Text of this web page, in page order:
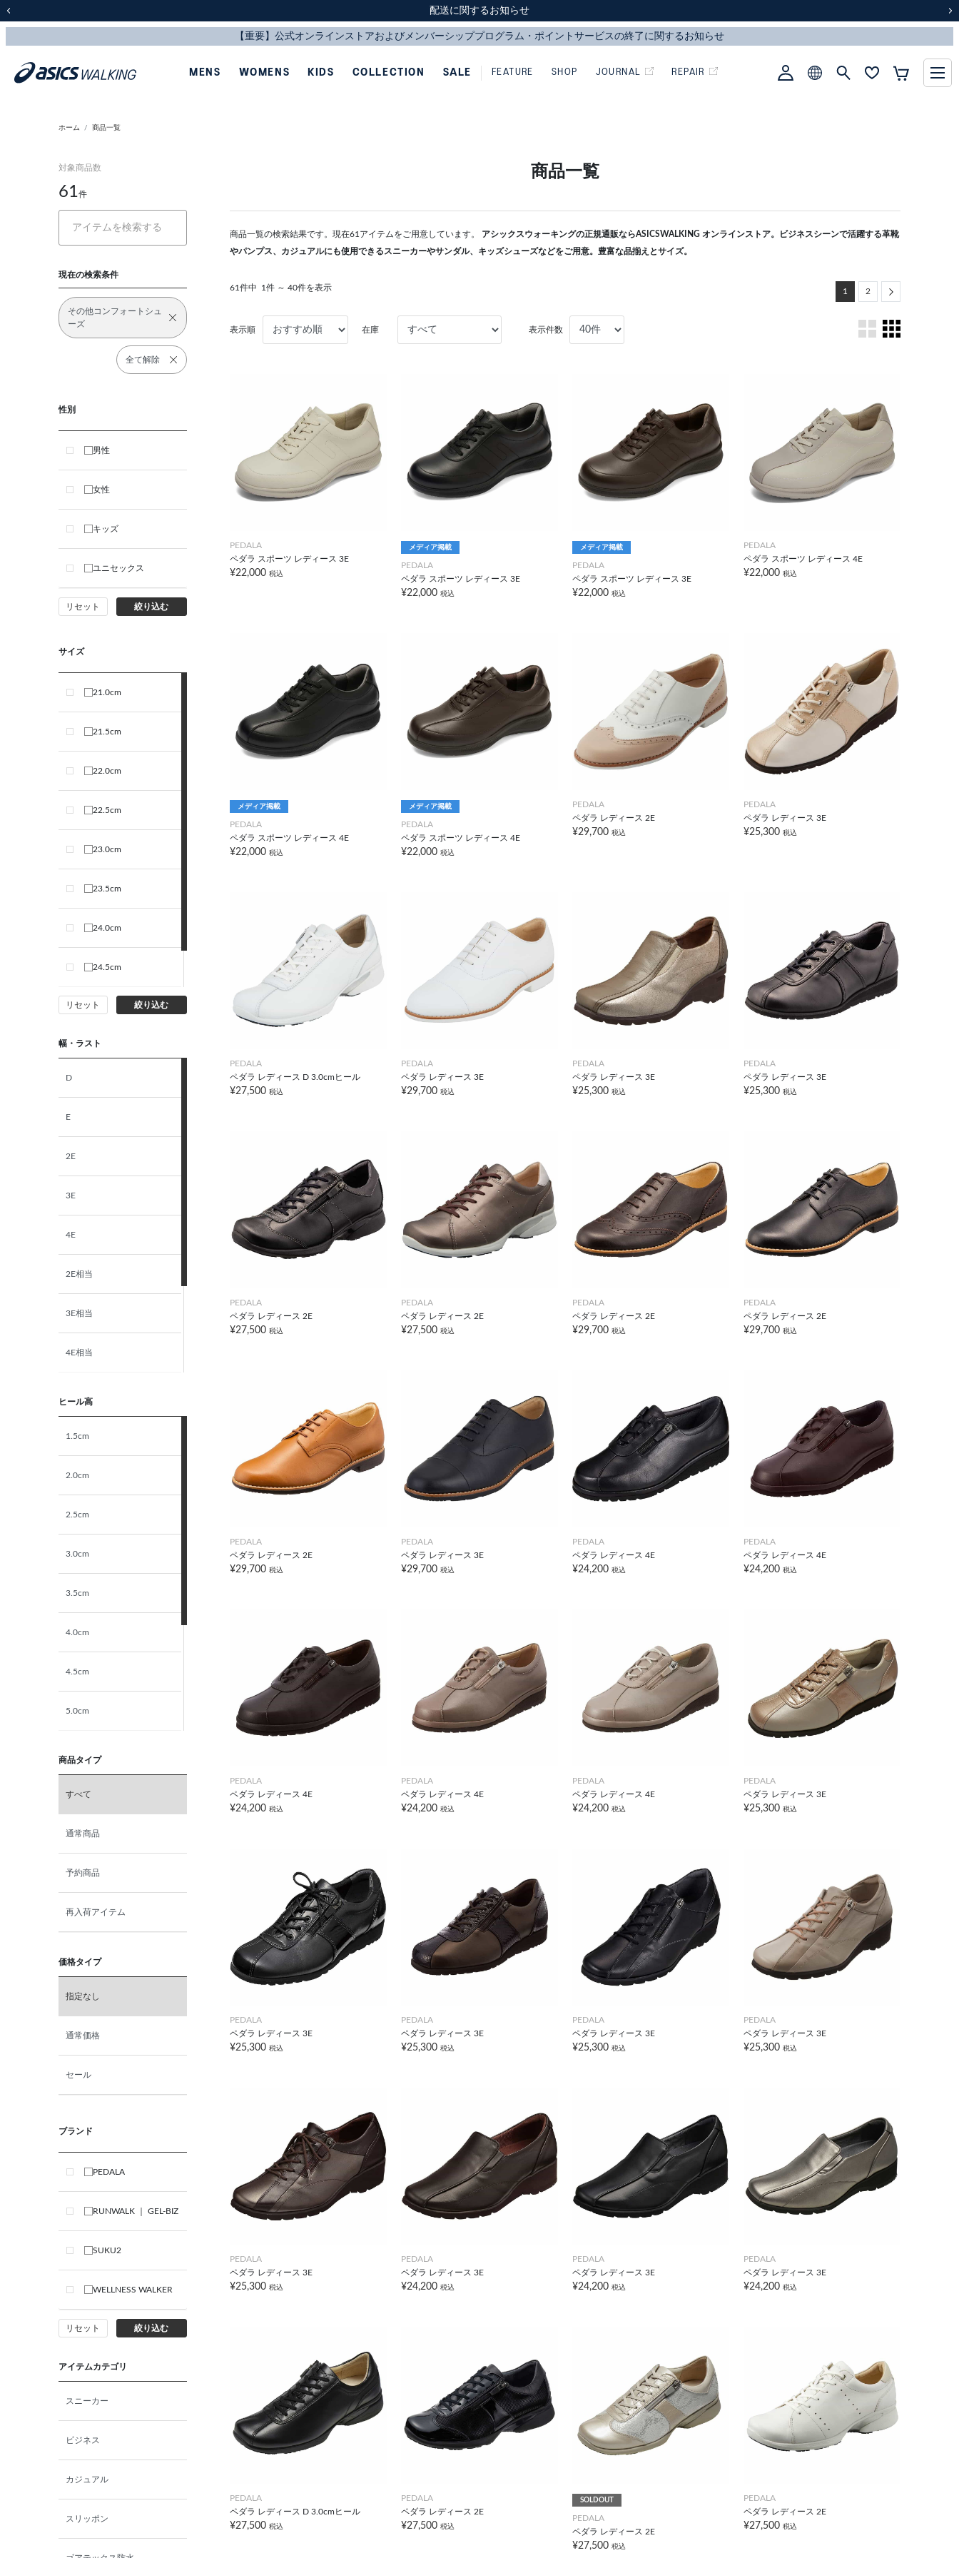
スクスク（SUKU2）価格改定のお知らせ
配送に関するお知らせ
スクスク（SUKU2）価格改定のお知らせ
配送に関するお知らせ
MENS WOMENS KIDS COLLECTION SALE FEATURE SHOP JOURNAL REPAIR
ホーム 商品一覧
対象商品数
61件
現在の検索条件
その他コンフォートシュ
ーズ
全て解除
性別
男性
女性
キッズ
ユニセックス
リセット 絞り込む
サイズ
21.0cm
21.5cm
22.0cm
22.5cm
23.0cm
23.5cm
24.0cm
24.5cm
25.0cm
リセット 絞り込む
幅・ラスト
D
E
2E
3E
4E
2E相当
3E相当
4E相当
ヒール高
1.5cm
2.0cm
2.5cm
3.0cm
3.5cm
4.0cm
4.5cm
5.0cm
6.0cm
6.5cm
7.0cm
商品タイプ
すべて
通常商品
予約商品
再入荷アイテム
価格タイプ
指定なし
通常価格
セール
ブランド
PEDALA
RUNWALK ｜ GEL-BIZ
SUKU2
WELLNESS WALKER
リセット 絞り込む
アイテムカテゴリ
スニーカー
ビジネス
カジュアル
スリッポン
商品一覧
商品一覧の検索結果です。現在61アイテムをご用意しています。 アシックスウォーキングの正規通販ならASICSWALKING オンラインストア。ビジネスシーンで活躍する革靴
やパンプス、カジュアルにも使用できるスニーカーやサンダル、キッズシューズなどをご用意。豊富な品揃えとサイズ。
61件中 1件 ～ 40件を表示 1 2 Next
表示順 在庫 表示件数
PEDALA
ペダラ スポーツ レディース 3E
¥22,000 税込
メディア掲載
PEDALA
ペダラ スポーツ レディース 3E
¥22,000 税込
メディア掲載
PEDALA
ペダラ スポーツ レディース 3E
¥22,000 税込
PEDALA
ペダラ スポーツ レディース 4E
¥22,000 税込
メディア掲載
PEDALA
ペダラ スポーツ レディース 4E
¥22,000 税込
メディア掲載
PEDALA
ペダラ スポーツ レディース 4E
¥22,000 税込
PEDALA
ペダラ レディース 2E
¥29,700 税込
PEDALA
ペダラ レディース 3E
¥25,300 税込
PEDALA
ペダラ レディース D 3.0cmヒール
¥27,500 税込
PEDALA
ペダラ レディース 3E
¥29,700 税込
PEDALA
ペダラ レディース 3E
¥25,300 税込
PEDALA
ペダラ レディース 3E
¥25,300 税込
PEDALA
ペダラ レディース 2E
¥27,500 税込
PEDALA
ペダラ レディース 2E
¥27,500 税込
PEDALA
ペダラ レディース 2E
¥29,700 税込
PEDALA
ペダラ レディース 2E
¥29,700 税込
PEDALA
ペダラ レディース 2E
¥29,700 税込
PEDALA
ペダラ レディース 3E
¥29,700 税込
PEDALA
ペダラ レディース 4E
¥24,200 税込
PEDALA
ペダラ レディース 4E
¥24,200 税込
PEDALA
ペダラ レディース 4E
¥24,200 税込
PEDALA
ペダラ レディース 4E
¥24,200 税込
PEDALA
ペダラ レディース 4E
¥24,200 税込
PEDALA
ペダラ レディース 3E
¥25,300 税込
PEDALA
ペダラ レディース 3E
¥25,300 税込
PEDALA
ペダラ レディース 3E
¥25,300 税込
PEDALA
ペダラ レディース 3E
¥25,300 税込
PEDALA
ペダラ レディース 3E
¥25,300 税込
PEDALA
ペダラ レディース 3E
¥25,300 税込
PEDALA
ペダラ レディース 3E
¥24,200 税込
PEDALA
ペダラ レディース 3E
¥24,200 税込
PEDALA
ペダラ レディース 3E
¥24,200 税込
PEDALA
ペダラ レディース D 3.0cmヒール
¥27,500 税込
PEDALA
ペダラ レディース 2E
¥27,500 税込
SOLDOUT
PEDALA
ペダラ レディース 2E
¥27,500 税込
PEDALA
ペダラ レディース 2E
¥27,500 税込